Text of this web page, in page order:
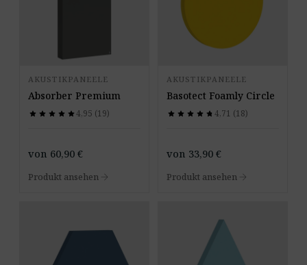
AKUSTIKPANEELE
Absorber Premium
star star star star star
star star star star star4,95 (19)
von 60,90 €
Produkt ansehen arrow_forward
AKUSTIKPANEELE
Basotect Foamly Circle
star star star star star
star star star star star 4,71 (18)
von 33,90 €
Produkt ansehen arrow_forward